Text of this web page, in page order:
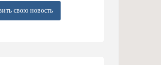
свою новость